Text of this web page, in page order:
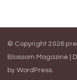
© Copyright 2026
Blossom Magazine |
by WordPress.